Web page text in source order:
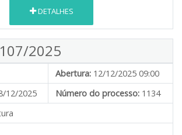
DETALHES
2025
Abertura: 12/12/2025 09:00
12/2025 Número do processo: 1134